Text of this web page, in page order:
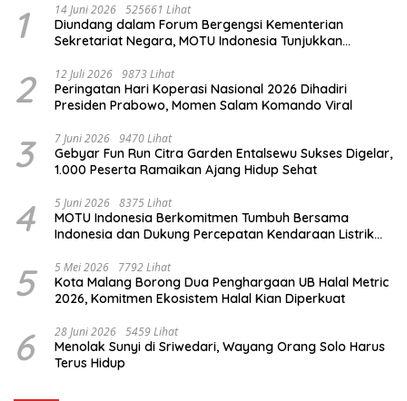
1 14 Juni 2026 525661 Lihat
Diundang dalam Forum Bergengsi Kementerian
Sekretariat Negara, MOTU Indonesia Tunjukkan
2 12 Juli 2026 9873 Lihat
Peringatan Hari Koperasi Nasional 2026 Dihadiri
Presiden Prabowo, Momen Salam Komando Viral
3 7 Juni 2026 9470 Lihat
Gebyar Fun Run Citra Garden Entalsewu Sukses Digelar,
1.000 Peserta Ramaikan Ajang Hidup Sehat
4 5 Juni 2026 8375 Lihat
MOTU Indonesia Berkomitmen Tumbuh Bersama
Indonesia dan Dukung Percepatan Kendaraan Listrik
5 5 Mei 2026 7792 Lihat
Kota Malang Borong Dua Penghargaan UB Halal Metric
2026, Komitmen Ekosistem Halal Kian Diperkuat
6 28 Juni 2026 5459 Lihat
Menolak Sunyi di Sriwedari, Wayang Orang Solo Harus
Terus Hidup